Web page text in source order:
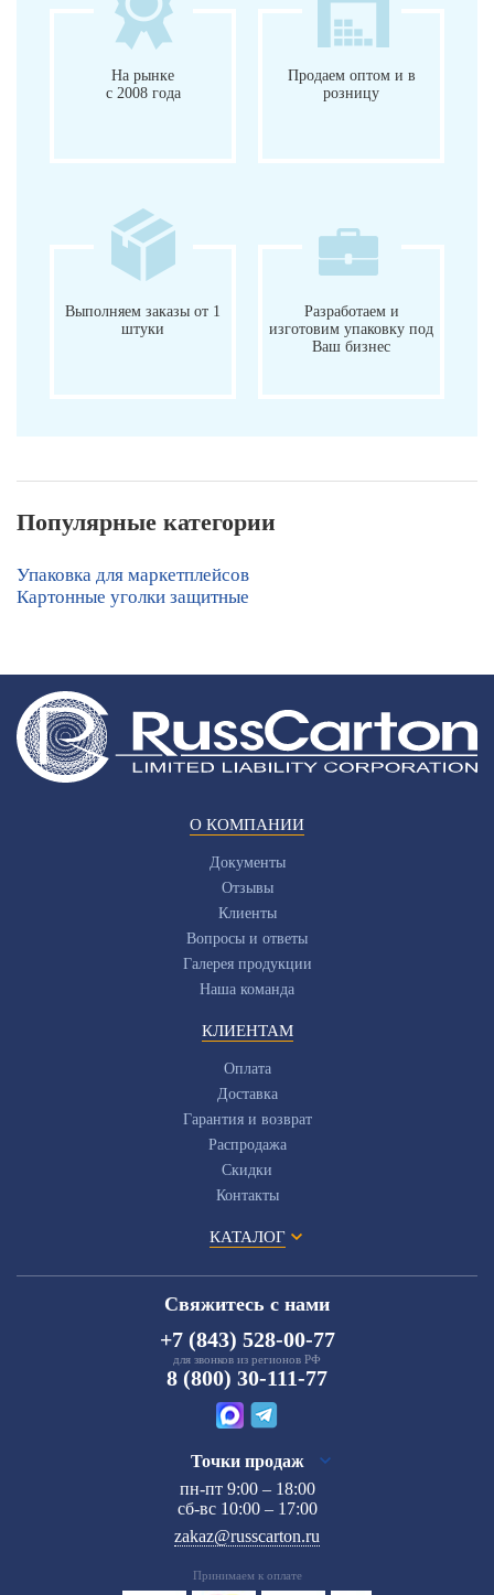
На рынке
с 2008 года
Продаем оптом и в
розницу
Выполняем заказы от 1
штуки
Разработаем и
изготовим упаковку под
Ваш бизнес
Популярные категории
Упаковка для маркетплейсов
Картонные уголки защитные
О КОМПАНИИ
Документы
Отзывы
Клиенты
Вопросы и ответы
Галерея продукции
Наша команда
КЛИЕНТАМ
Оплата
Доставка
Гарантия и возврат
Распродажа
Скидки
Контакты
КАТАЛОГ
Свяжитесь с нами
+7 (843) 528-00-77
для звонков из регионов РФ
8 (800) 30-111-77
Точки продаж
пн-пт 9:00 – 18:00
сб-вс 10:00 – 17:00
zakaz@russcarton.ru
Принимаем к оплате